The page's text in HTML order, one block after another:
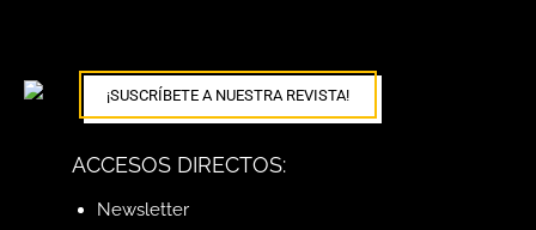
¡SUSCRÍBETE A NUESTRA REVISTA!
ACCESOS DIRECTOS:
Newsletter